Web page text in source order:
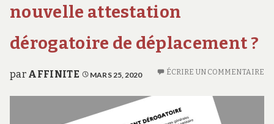
s
i
nouvelle attestation
dérogatoire de déplacement ?
par AFFINITE MARS 25, 2020 ÉCRIRE UN COMMENTAIRE